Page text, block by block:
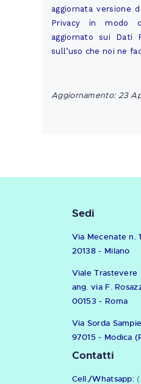
aggiornata versione
Privacy in modo
aggiornato sui Dati
sull’uso che noi ne
Aggiornamento: 23
Sedi
Via Mecenate n.
20138 - Milano
Viale Trastevere
ang. via F.
00153 - Roma
Via Sorda
97015 - Modica
Contatti
Cell./Whatsapp: